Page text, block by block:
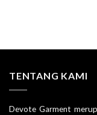
TENTANG KAMI
Devote Garment